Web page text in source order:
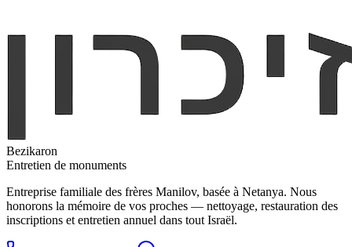
Bezikaron
Entretien de monuments
Entreprise familiale des frères Manilov, basée à Netanya. Nous
honorons la mémoire de vos proches — nettoyage, restauration des
inscriptions et entretien annuel dans tout Israël.